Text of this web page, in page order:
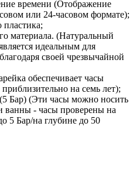
времени (Отображение
или 24-часовом формате);
материала. (Натуральный
идеальным для
своей чрезвычайной
обеспечивает часы
на семь лет);
Бар) (Эти часы можно носить
ванны - часы проверены на
5 Бар/на глубине до 50